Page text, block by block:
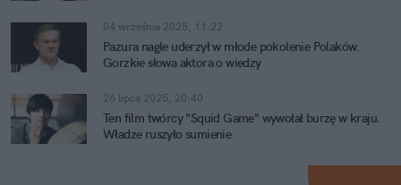
04 września 2025, 11:22
Pazura nagle uderzył w młode pokolenie Polaków.
Gorzkie słowa aktora o wiedzy
26 lipca 2025, 20:40
Ten film twórcy "Squid Game" wywołał burzę w kraju.
Władze ruszyło sumienie